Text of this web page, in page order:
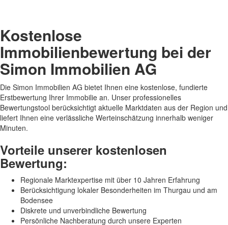
Kostenlose
Immobilienbewertung bei der
Simon Immobilien AG
Die Simon Immobilien AG bietet Ihnen eine kostenlose, fundierte
Erstbewertung Ihrer Immobilie an. Unser professionelles
Bewertungstool berücksichtigt aktuelle Marktdaten aus der Region und
liefert Ihnen eine verlässliche Werteinschätzung innerhalb weniger
Minuten.
Vorteile unserer kostenlosen
Bewertung:
Regionale Marktexpertise mit über 10 Jahren Erfahrung
Berücksichtigung lokaler Besonderheiten im Thurgau und am
Bodensee
Diskrete und unverbindliche Bewertung
Persönliche Nachberatung durch unsere Experten